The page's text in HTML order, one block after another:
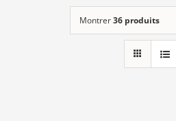
Pièces
Process
Montrer36 produits